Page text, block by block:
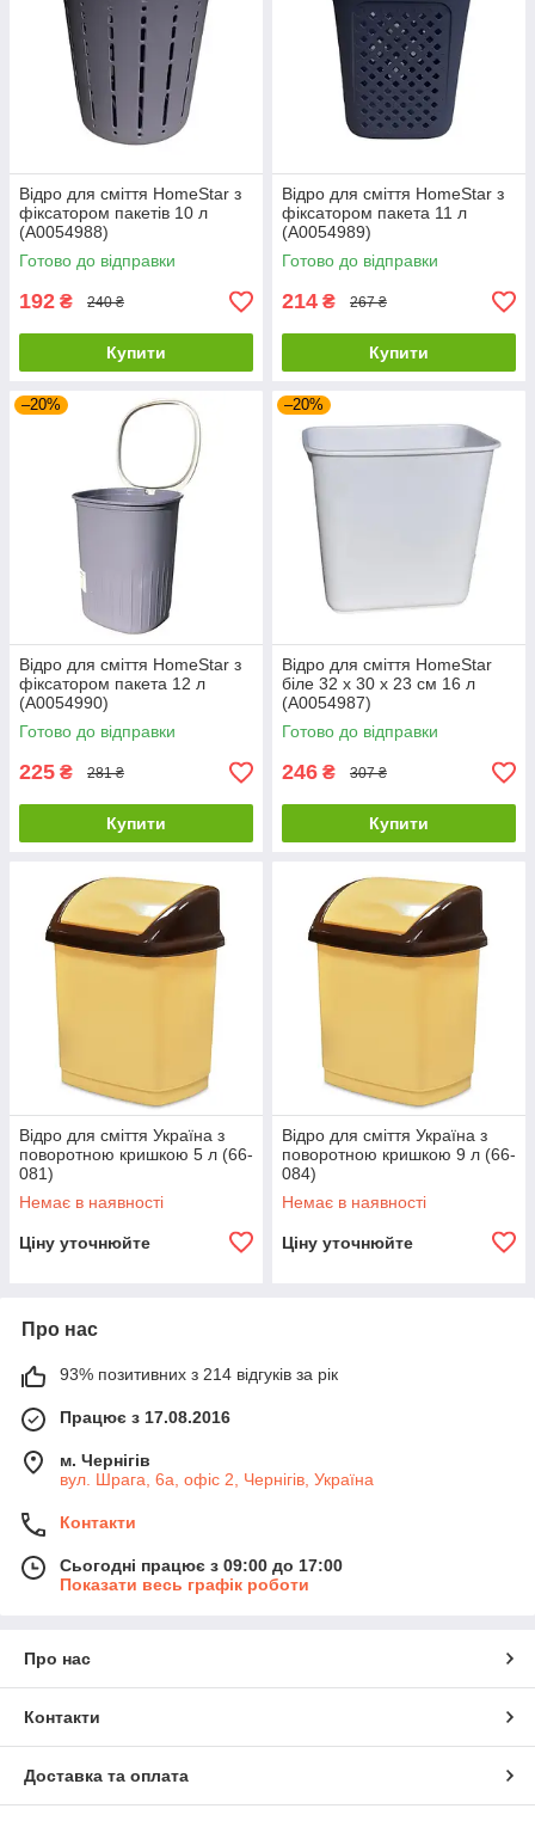
Відро для сміття HomeStar з
фіксатором пакетів 10 л
(А0054988)
Готово до відправки
192 ₴ 240 ₴
Купити
Відро для сміття HomeStar з
фіксатором пакета 11 л
(А0054989)
Готово до відправки
214 ₴ 267 ₴
Купити
–20%
Відро для сміття HomeStar з
фіксатором пакета 12 л
(А0054990)
Готово до відправки
225 ₴ 281 ₴
Купити
–20%
Відро для сміття HomeStar
біле 32 х 30 х 23 см 16 л
(А0054987)
Готово до відправки
246 ₴ 307 ₴
Купити
Відро для сміття Україна з
поворотною кришкою 5 л (66-
081)
Немає в наявності
Ціну уточнюйте
Відро для сміття Україна з
поворотною кришкою 9 л (66-
084)
Немає в наявності
Ціну уточнюйте
Про нас
93% позитивних з 214 відгуків за рік
Працює з 17.08.2016
м. Чернігів
вул. Шрага, 6а, офіс 2, Чернігів, Україна
Контакти
Сьогодні працює з 09:00 до 17:00
Показати весь графік роботи
Про нас
Контакти
Доставка та оплата